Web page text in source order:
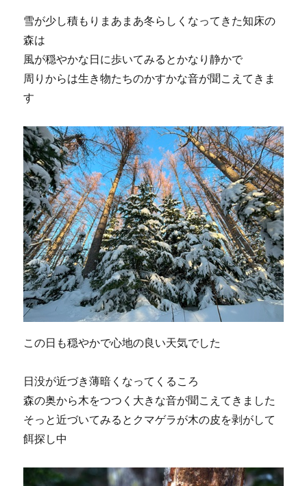
雪が少し積もりまあまあ冬らしくなってきた知床の
森は
風が穏やかな日に歩いてみるとかなり静かで
周りからは生き物たちのかすかな音が聞こえてきま
す
この日も穏やかで心地の良い天気でした
日没が近づき薄暗くなってくるころ
森の奥から木をつつく大きな音が聞こえてきました
そっと近づいてみるとクマゲラが木の皮を剥がして
餌探し中